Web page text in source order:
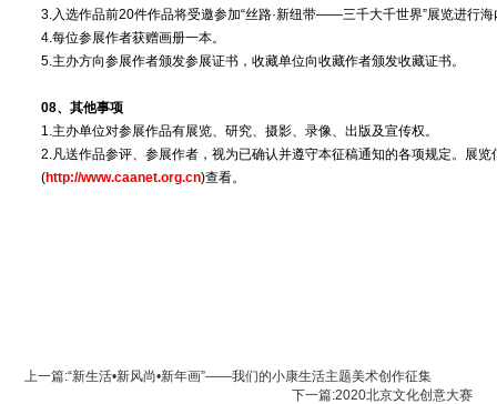
3.入选作品前20件作品将受邀参加“丝路·新纽带——三千大千世界”展览进行
4.每位参展作者获赠画册一本。
5.主办方向参展作者颁发参展证书，收藏单位向收藏作者颁发收藏证书。
08、其他事项
1.主办单位对参展作品有展览、研究、摄影、录像、出版及宣传权。
2.凡送作品参评、参展作者，视为已确认并遵守本征稿通知的各项规定。展
(http://www.caanet.org.cn)查看。
上一篇:“新生活•新风尚•新年画”——我们的小康生活主题美术创作征集
下一篇:2020北京文化创意大赛